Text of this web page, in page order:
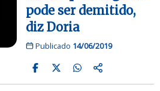
pode ser demitido,
diz Doria
Publicado 14/06/2019